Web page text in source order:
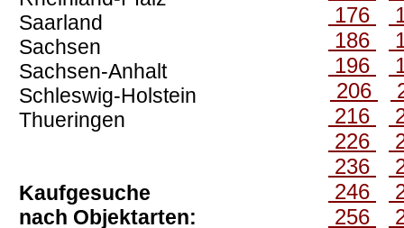
Saarland
Sachsen
Sachsen-Anhalt
Schleswig-Holstein
Thueringen
Kaufgesuche
nach Objektarten:
176
186
196
206
216
226
236
246
256